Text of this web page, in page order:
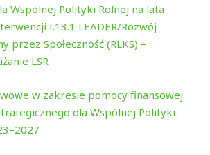
Wspólnej Polityki Rolnej na lata
I.13.1 LEADER/Rozwój
przez Społeczność (RLKS) –
LSR
w zakresie pomocy finansowej
dla Wspólnej Polityki